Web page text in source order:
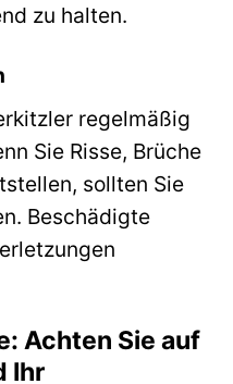
zu halten.
regelmäßig
Sie Risse, Brüche
sollten Sie
Beschädigte
Achten Sie auf
Ihr